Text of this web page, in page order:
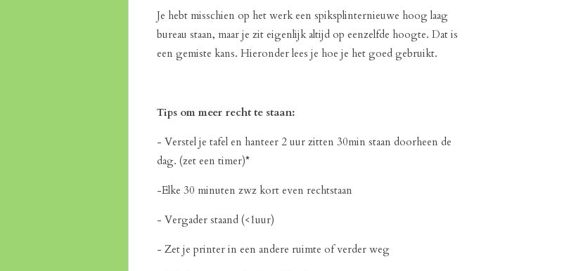
Je hebt misschien op het werk een spiksplinternieuwe hoog laag
bureau staan, maar je zit eigenlijk altijd op eenzelfde hoogte. Dat is
een gemiste kans. Hieronder lees je hoe je het goed gebruikt.
Tips om meer recht te staan:
- Verstel je tafel en hanteer 2 uur zitten 30min staan doorheen de
dag. (zet een timer)*
-Elke 30 minuten zwz kort even rechtstaan
- Vergader staand (<1uur)
- Zet je printer in een andere ruimte of verder weg